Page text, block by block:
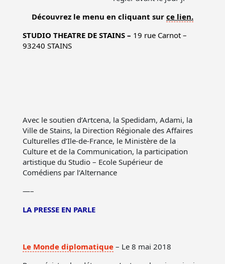
Découvrez le menu en cliquant sur ce lien.
STUDIO THEATRE DE STAINS – 19 rue Carnot –
93240 STAINS
Avec le soutien d’Artcena, la Spedidam, Adami, la
Ville de Stains, la Direction Régionale des Affaires
Culturelles d’Ile-de-France, le Ministère de la
Culture et de la Communication, la participation
artistique du Studio – Ecole Supérieur de
Comédiens par l’Alternance
—–
LA PRESSE EN PARLE
Le Monde diplomatique – Le 8 mai 2018